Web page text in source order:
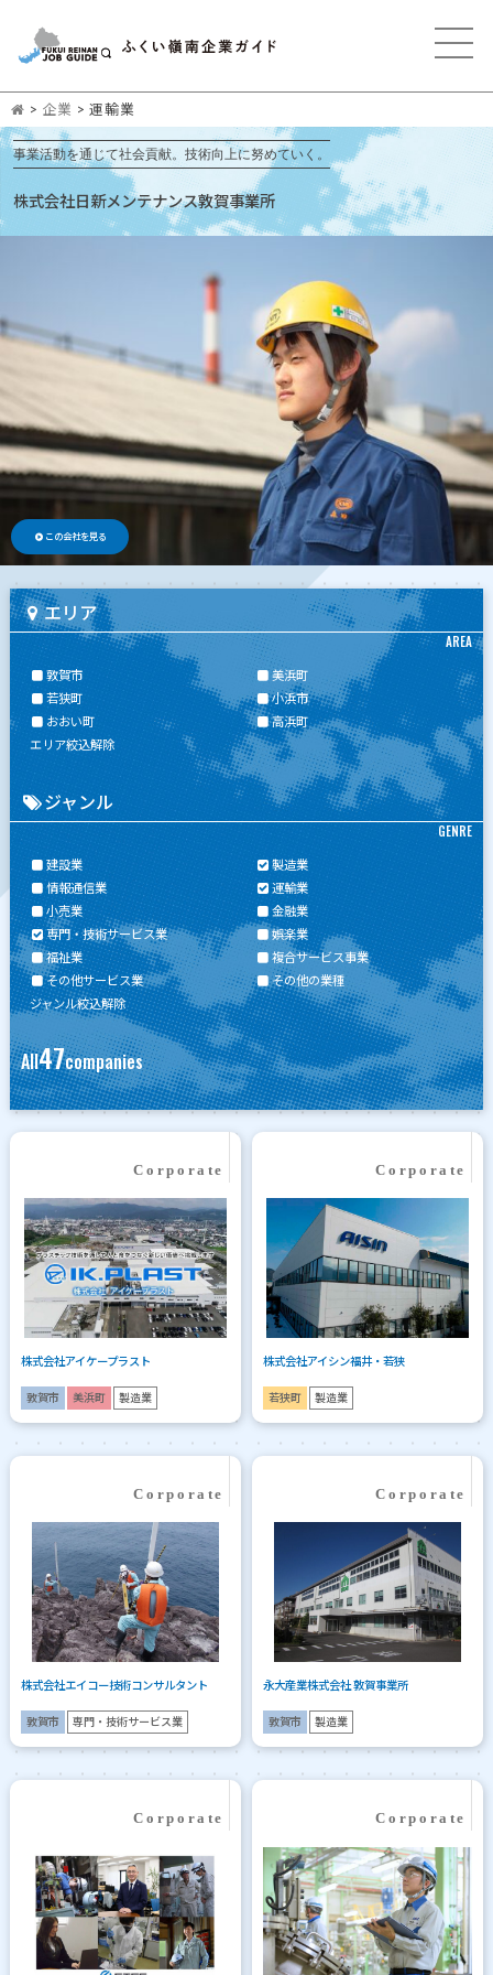
> 企業 > 運輸業
事業活動を通じて社会貢献。技術向上に努めていく。
株式会社日新メンテナンス敦賀事業所
この会社を見る
エリア
AREA
敦賀市
美浜町
若狭町
小浜市
おおい町
高浜町
エリア絞込解除
ジャンル
GENRE
建設業
製造業
情報通信業
運輸業
小売業
金融業
専門・技術サービス業
娯楽業
福祉業
複合サービス事業
その他サービス業
その他の業種
ジャンル絞込解除
All47companies
株式会社アイケープラスト
敦賀市 美浜町 製造業
株式会社アイシン福井・若狭
若狭町 製造業
株式会社エイコー技術コンサルタント
敦賀市 専門・技術サービス業
永大産業株式会社 敦賀事業所
敦賀市 製造業